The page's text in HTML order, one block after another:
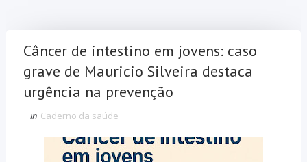
Câncer de intestino em jovens: caso
grave de Mauricio Silveira destaca
urgência na prevenção
in Caderno da saúde